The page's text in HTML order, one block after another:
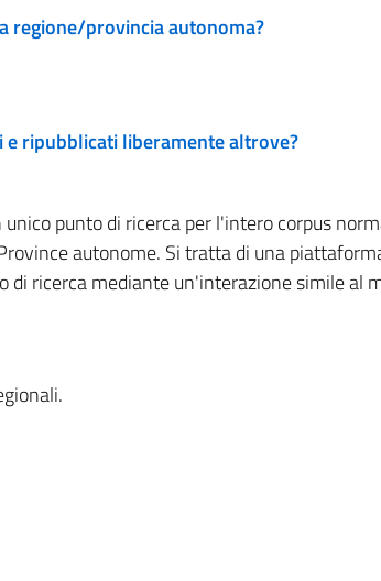
regione/provincia autonoma?
ripubblicati liberamente altrove?
punto di ricerca per l'intero corpus
autonome. Si tratta di una
ricerca mediante un'interazione simile al